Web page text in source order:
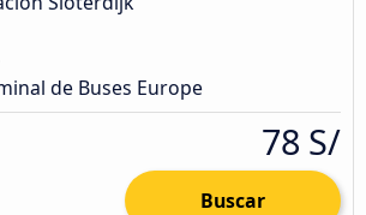
de Buses Europe
78 S/
Buscar